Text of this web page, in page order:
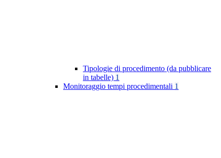
Tipologie di procedimento (da pubblicare
in tabelle) 1
Monitoraggio tempi procedimentali 1